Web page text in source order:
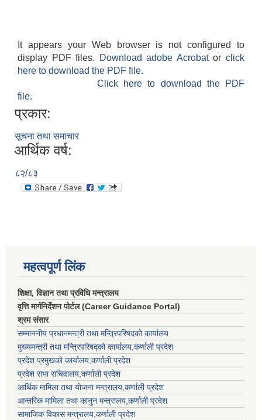
It appears your Web browser is not configured to
display PDF files.
Download adobe Acrobatorclick
here to download the PDF file.
Click here to download the PDF
file.
प्रकार:
सूचना तथा समाचार
आर्थिक वर्ष:
८२/८३
महत्वपूर्ण लिंक
शिक्षा, विज्ञान तथा प्रविधि मन्त्रालय
वृत्ति मार्गनिर्देशन पोर्टल (Career Guidance Portal)
श्रम संसार
सम्माननीय प्रधानमन्त्री तथा मन्त्रिपरिषद‌को कार्यालय
मुख्यमन्त्री तथा मन्त्रिपरिषद्को कार्यालय,कर्णाली प्रदेश
प्रदेश प्रमुखको कार्यालय,कर्णाली प्रदेश
प्रदेश सभा सचिवालय,कर्णाली प्रदेश
आर्थिक मामिला तथा योजना मन्त्रालय,कर्णाली प्रदेश
आन्तरिक मामिला तथा कानुन मन्त्रालय,कर्णाली प्रदेश
सामाजिक विकास मन्त्रालय,कर्णाली प्रदेश